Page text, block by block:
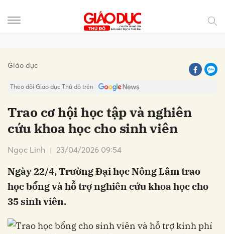
Giáo dục
Theo dõi Giáo dục Thủ đô trên
Trao cơ hội học tập và nghiên
cứu khoa học cho sinh viên
Ngọc Linh 23/04/2026 09:54
Ngày 22/4, Trường Đại học Nông Lâm trao
học bổng và hỗ trợ nghiên cứu khoa học cho
35 sinh viên.
Hủy Gửi